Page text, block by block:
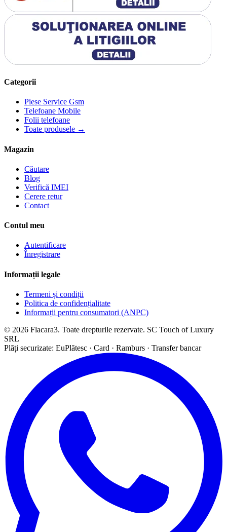
Categorii
Piese Service Gsm
Telefoane Mobile
Folii telefoane
Toate produsele →
Magazin
Căutare
Blog
Verifică IMEI
Cerere retur
Contact
Contul meu
Autentificare
Înregistrare
Informații legale
Termeni și condiții
Politica de confidențialitate
Informații pentru consumatori (ANPC)
© 2026 Flacara3. Toate drepturile rezervate. SC Touch of Luxury
SRL
Plăți securizate: EuPlătesc · Card · Ramburs · Transfer bancar